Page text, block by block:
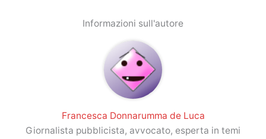
Informazioni sull'autore
Francesca Donnarumma de Luca
Giornalista pubblicista, avvocato, esperta in temi